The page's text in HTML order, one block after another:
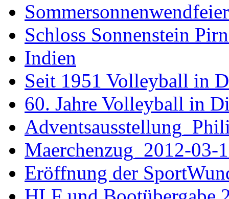
Schloss Sonnenstein
Indien
Seit 1951 Volleyball in
60. Jahre Volleyball in
Maerchenzug_2012-03-
Eröffnung der